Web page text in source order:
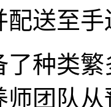
配送至手
了种类
师团队